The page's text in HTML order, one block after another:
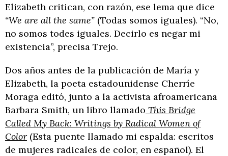
Elizabeth critican, con razón, ese lema que dice
“We are all the same” (Todas somos iguales). “No,
no somos todes iguales. Decirlo es negar mi
existencia”, precisa Trejo.
Dos años antes de la publicación de María y
Elizabeth, la poeta estadounidense Cherríe
Moraga editó, junto a la activista afroamericana
Barbara Smith, un libro llamado This Bridge
Called My Back: Writings by Radical Women of
Color (Esta puente llamado mi espalda: escritos
de mujeres radicales de color, en español). El